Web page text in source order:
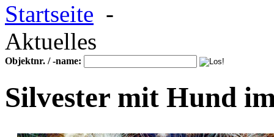
Startseite -
Aktuelles
Objektnr. / -name:
Silvester mit Hund